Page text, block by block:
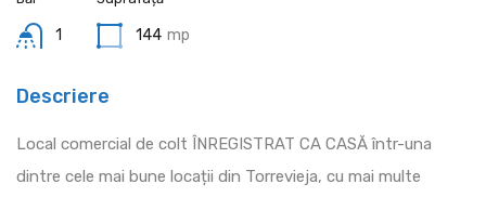
1 144 mp
Descriere
Local comercial de colt ÎNREGISTRAT CA CASĂ într-una
dintre cele mai bune locații din Torrevieja, cu mai multe